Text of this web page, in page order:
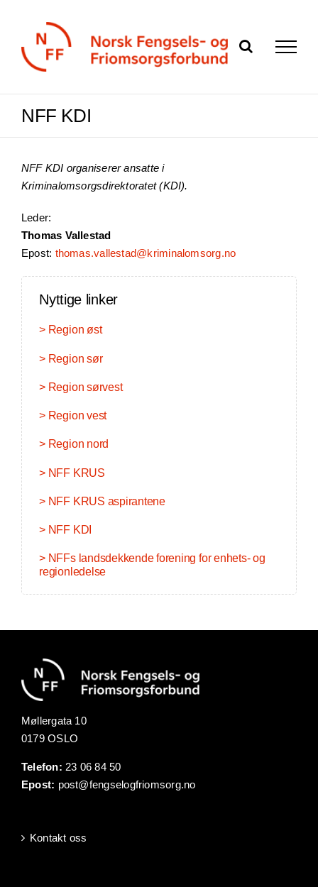
NFF KDI
NFF KDI organiserer ansatte i
Kriminalomsorgsdirektoratet (KDI).
Leder:
Thomas Vallestad
Epost: thomas.vallestad@kriminalomsorg.no
Nyttige linker
> Region øst
> Region sør
> Region sørvest
> Region vest
> Region nord
> NFF KRUS
> NFF KRUS aspirantene
> NFF KDI
> NFFs landsdekkende forening for enhets- og
regionledelse
Møllergata 10
0179 OSLO
Telefon: 23 06 84 50
Epost: post@fengselogfriomsorg.no
Kontakt oss